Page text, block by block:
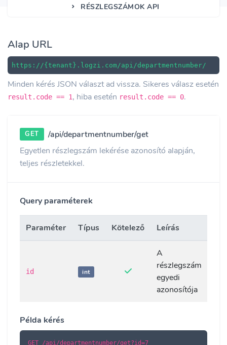
RÉSZLEGSZÁMOK API
Alap URL
https://{tenant}.logzi.com/api/departmentnumber/
Minden kérés JSON választ ad vissza. Sikeres válasz esetén
result.code == 1, hiba esetén result.code == 0.
GET
/api/departmentnumber/get
Egyetlen részlegszám lekérése azonosító alapján,
teljes részletekkel.
Query paraméterek
Paraméter Típus Kötelező Leírás
id int
A
részlegszám
egyedi
azonosítója
Példa kérés
GET /api/departmentnumber/get?id=7